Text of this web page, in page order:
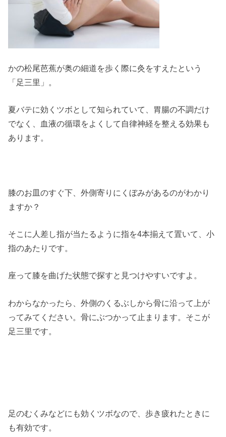
かの松尾芭蕉が奥の細道を歩く際に灸をすえたという
「足三里」。
夏バテに効くツボとして知られていて、胃腸の不調だけ
でなく、血液の循環をよくして自律神経を整える効果も
あります。
膝のお皿のすぐ下、外側寄りにくぼみがあるのがわかり
ますか？
そこに人差し指が当たるように指を4本揃えて置いて、小
指のあたりです。
座って膝を曲げた状態で探すと見つけやすいですよ。
わからなかったら、外側のくるぶしから骨に沿って上が
ってみてください。骨にぶつかって止まります。そこが
足三里です。
足のむくみなどにも効くツボなので、歩き疲れたときに
も有効です。